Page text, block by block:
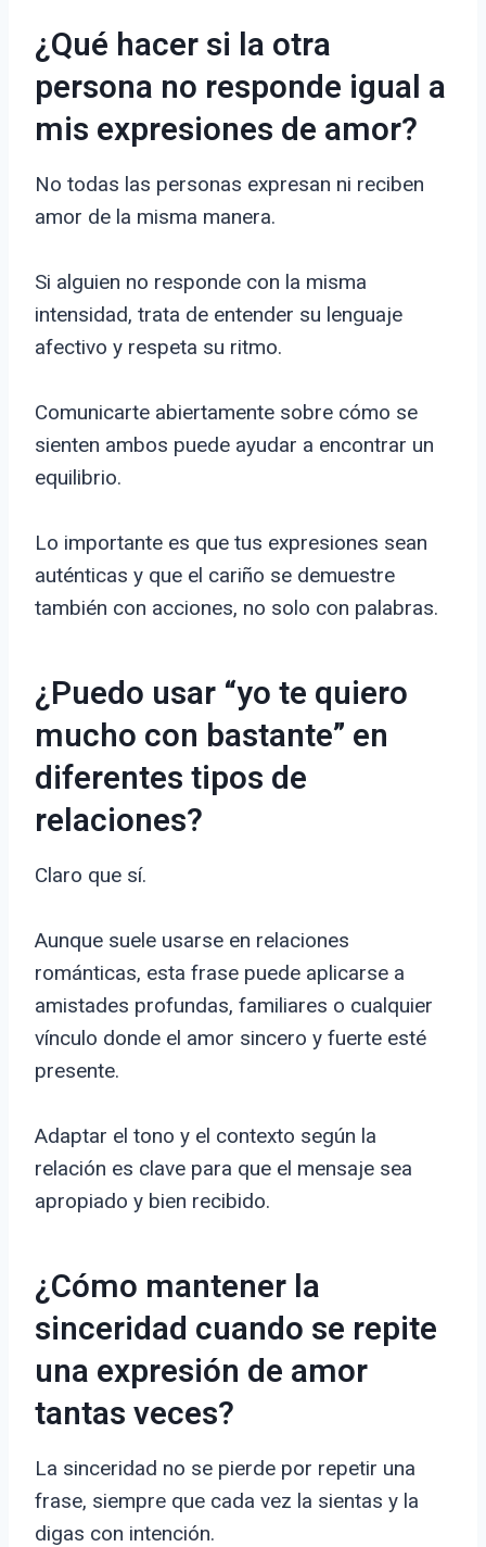
¿Qué hacer si la otra
persona no responde igual a
mis expresiones de amor?
No todas las personas expresan ni reciben
amor de la misma manera.
Si alguien no responde con la misma
intensidad, trata de entender su lenguaje
afectivo y respeta su ritmo.
Comunicarte abiertamente sobre cómo se
sienten ambos puede ayudar a encontrar un
equilibrio.
Lo importante es que tus expresiones sean
auténticas y que el cariño se demuestre
también con acciones, no solo con palabras.
¿Puedo usar “yo te quiero
mucho con bastante” en
diferentes tipos de
relaciones?
Claro que sí.
Aunque suele usarse en relaciones
románticas, esta frase puede aplicarse a
amistades profundas, familiares o cualquier
vínculo donde el amor sincero y fuerte esté
presente.
Adaptar el tono y el contexto según la
relación es clave para que el mensaje sea
apropiado y bien recibido.
¿Cómo mantener la
sinceridad cuando se repite
una expresión de amor
tantas veces?
La sinceridad no se pierde por repetir una
frase, siempre que cada vez la sientas y la
digas con intención.